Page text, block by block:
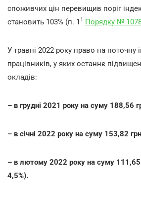
споживчих цін перевищив поріг
становить 103% (п. 1 1 Порядку №
У травні 2022 року право на поточну
працівників, у яких останнє
окладів:
– в грудні 2021 року на суму 188,56
– в січні 2022 року на суму 153,82
– в лютому 2022 року на суму 111,65
4,5%).